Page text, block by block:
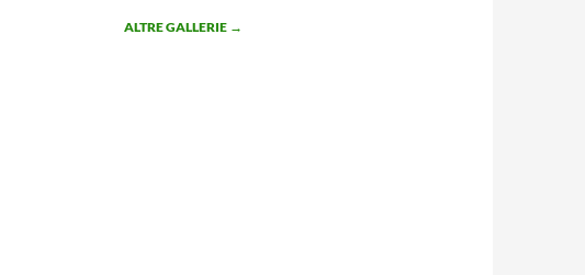
ALTRE GALLERIE →